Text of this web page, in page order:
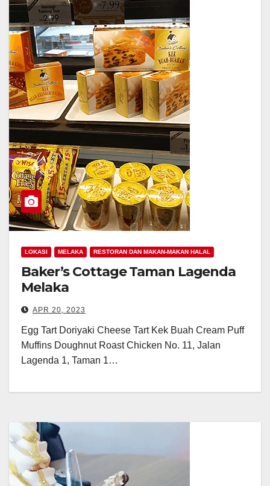
LOKASI MELAKA RESTORAN DAN MAKAN-MAKAN HALAL
Baker’s Cottage Taman Lagenda
Melaka
APR 20, 2023
Egg Tart Doriyaki Cheese Tart Kek Buah Cream Puff
Muffins Doughnut Roast Chicken No. 11, Jalan
Lagenda 1, Taman 1…